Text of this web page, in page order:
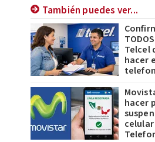
También puedes ver...
Telcel
hacer
hacer